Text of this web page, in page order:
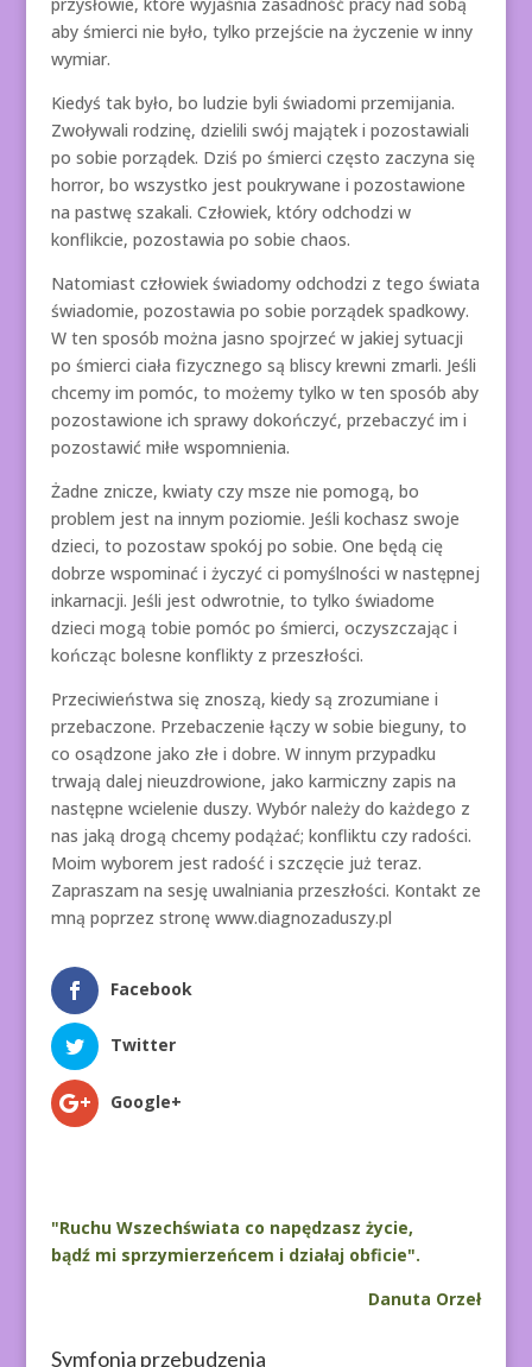
aby śmierci nie było, tylko przejście na życzenie w inny
wymiar.
Kiedyś tak było, bo ludzie byli świadomi przemijania.
Zwoływali rodzinę, dzielili swój majątek i pozostawiali
po sobie porządek. Dziś po śmierci często zaczyna się
horror, bo wszystko jest poukrywane i pozostawione
na pastwę szakali. Człowiek, który odchodzi w
konflikcie, pozostawia po sobie chaos.
Natomiast człowiek świadomy odchodzi z tego świata
świadomie, pozostawia po sobie porządek spadkowy.
W ten sposób można jasno spojrzeć w jakiej sytuacji
po śmierci ciała fizycznego są bliscy krewni zmarli. Jeśli
chcemy im pomóc, to możemy tylko w ten sposób aby
pozostawione ich sprawy dokończyć, przebaczyć im i
pozostawić miłe wspomnienia.
Żadne znicze, kwiaty czy msze nie pomogą, bo
problem jest na innym poziomie. Jeśli kochasz swoje
dzieci, to pozostaw spokój po sobie. One będą cię
dobrze wspominać i życzyć ci pomyślności w następnej
inkarnacji. Jeśli jest odwrotnie, to tylko świadome
dzieci mogą tobie pomóc po śmierci, oczyszczając i
kończąc bolesne konflikty z przeszłości.
Przeciwieństwa się znoszą, kiedy są zrozumiane i
przebaczone. Przebaczenie łączy w sobie bieguny, to
co osądzone jako złe i dobre. W innym przypadku
trwają dalej nieuzdrowione, jako karmiczny zapis na
następne wcielenie duszy. Wybór należy do każdego z
nas jaką drogą chcemy podążać; konfliktu czy radości.
Moim wyborem jest radość i szczęcie już teraz.
Zapraszam na sesję uwalniania przeszłości. Kontakt ze
mną poprzez stronę www.diagnozaduszy.pl
Facebook
Twitter
Google+
"Ruchu Wszechświata co napędzasz życie,
bądź mi sprzymierzeńcem i działaj obficie".
Danuta Orzeł
Symfonia przebudzenia